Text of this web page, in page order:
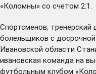
«Коломны» со счетом 2:1.
Спортсменов, тренерский
болельщиков с
Ивановской области
ивановская команда на
футбольным клубом